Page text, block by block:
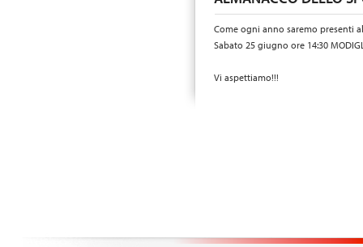
Come ogni anno saremo presenti
Sabato 25 giugno ore 14:30
Vi aspettiamo!!!